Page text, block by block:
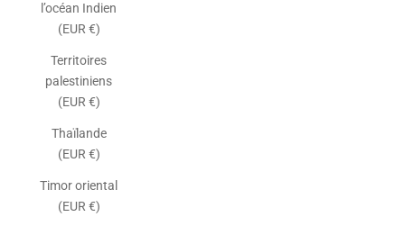
l’océan Indien
(EUR €)
Territoires
palestiniens
(EUR €)
Thaïlande
(EUR €)
Timor oriental
(EUR €)